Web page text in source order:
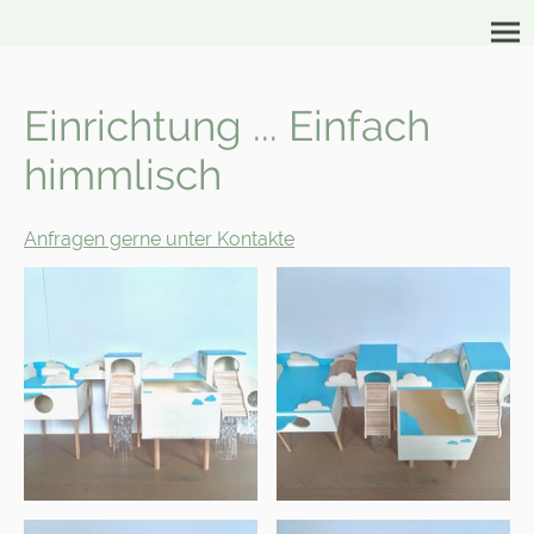
Einrichtung ... Einfach
himmlisch
Anfragen gerne unter Kontakte